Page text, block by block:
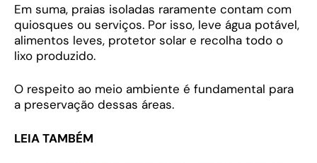
Em suma, praias isoladas raramente contam com
quiosques ou serviços. Por isso, leve água potável,
alimentos leves, protetor solar e recolha todo o
lixo produzido.
O respeito ao meio ambiente é fundamental para
a preservação dessas áreas.
LEIA TAMBÉM